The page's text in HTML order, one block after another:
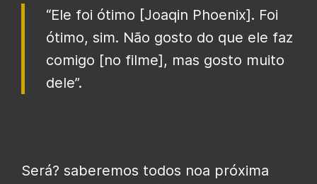
“Ele foi ótimo [Joaqin Phoenix]. Foi
ótimo, sim. Não gosto do que ele faz
comigo [no filme], mas gosto muito
dele”.
Será? saberemos todos noa próxima